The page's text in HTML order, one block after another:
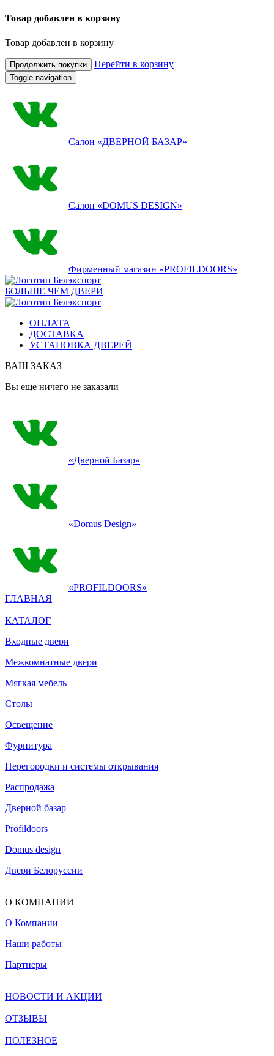
Товар добавлен в корзину
Товар добавлен в корзину
Продолжить покупки Перейти в корзину
Toggle navigation
Салон «ДВЕРНОЙ БАЗАР»
Салон «DOMUS DESIGN»
Фирменный магазин «PROFILDOORS»
БОЛЬШЕ ЧЕМ ДВЕРИ
ОПЛАТА
ДОСТАВКА
УСТАНОВКА ДВЕРЕЙ
ВАШ ЗАКАЗ
Вы еще ничего не заказали
«Дверной Базар»
«Domus Design»
«PROFILDOORS»
ГЛАВНАЯ
КАТАЛОГ
Входные двери
Межкомнатные двери
Мягкая мебель
Столы
Освещение
Фурнитура
Перегородки и системы открывания
Распродажа
Дверной базар
Profildoors
Domus design
Двери Белоруссии
О КОМПАНИИ
О Компании
Наши работы
Партнеры
НОВОСТИ И АКЦИИ
ОТЗЫВЫ
ПОЛЕЗНОЕ